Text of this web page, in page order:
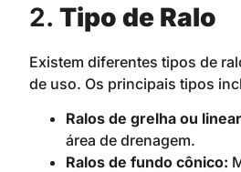
2. Tipo de Ralo
Existem diferentes tipos de
de uso. Os principais tipos
Ralos de grelha ou
área de drenagem.
Ralos de fundo cônico: